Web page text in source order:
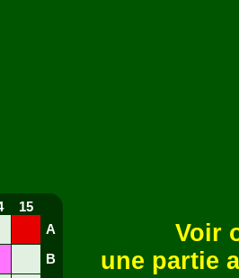
15
A
B
Voir
une partie